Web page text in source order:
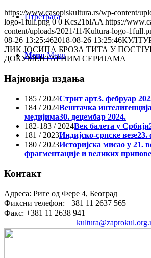
Птретрага
Menu Menu
https://www.casopiskultura.rs/wp-content/
logo-1full.png 0 0 Kcs21blAA https://
content/uploads/2021/11/Kultura-logo-
08-26 13:25:462018-08-26 13:25:46
ЛИК ЈОСИПА БРОЗА ТИТА У
ДОКУМЕНТАРНИМ СЕРИЈАМА
Најновија издања
185 / 2024Стрит арт3. фебруар
184 / 2024Вештачка
медијима30. децембар 2024.
182-183 / 2024Век балета у Србији
181 / 2023Индијско-српске везе23.
180 / 2023Историјска мисао у 21.
фрагментације и великих
Контакт
Адреса: Риге од Фере 4, Београд
Фиксни телефон: +381 11 2637 565
Факс: +381 11 2638 941